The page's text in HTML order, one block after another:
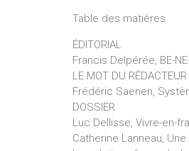
Table des matières
ÉDITORIAL
Francis Delpérée, BE-
LE MOT DU
Frédéric Saenen,
DOSSIER
Luc Dellisse, Vivre-en-
Catherine Lanneau,